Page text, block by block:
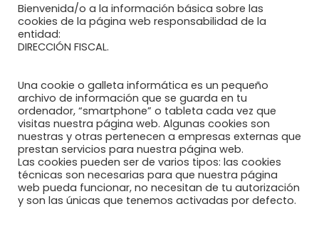
Recomendaciones al paciente reumático
Enlaces de interés
DOCUMENTOS
Política de Privacidad
Bienvenida/o a la información básica sobre las
cookies de la página web responsabilidad de la
entidad:
DIRECCIÓN FISCAL.
Una cookie o galleta informática es un pequeño
archivo de información que se guarda en tu
ordenador, “smartphone” o tableta cada vez que
visitas nuestra página web. Algunas cookies son
nuestras y otras pertenecen a empresas externas que
prestan servicios para nuestra página web.
Las cookies pueden ser de varios tipos: las cookies
técnicas son necesarias para que nuestra página
web pueda funcionar, no necesitan de tu autorización
y son las únicas que tenemos activadas por defecto.